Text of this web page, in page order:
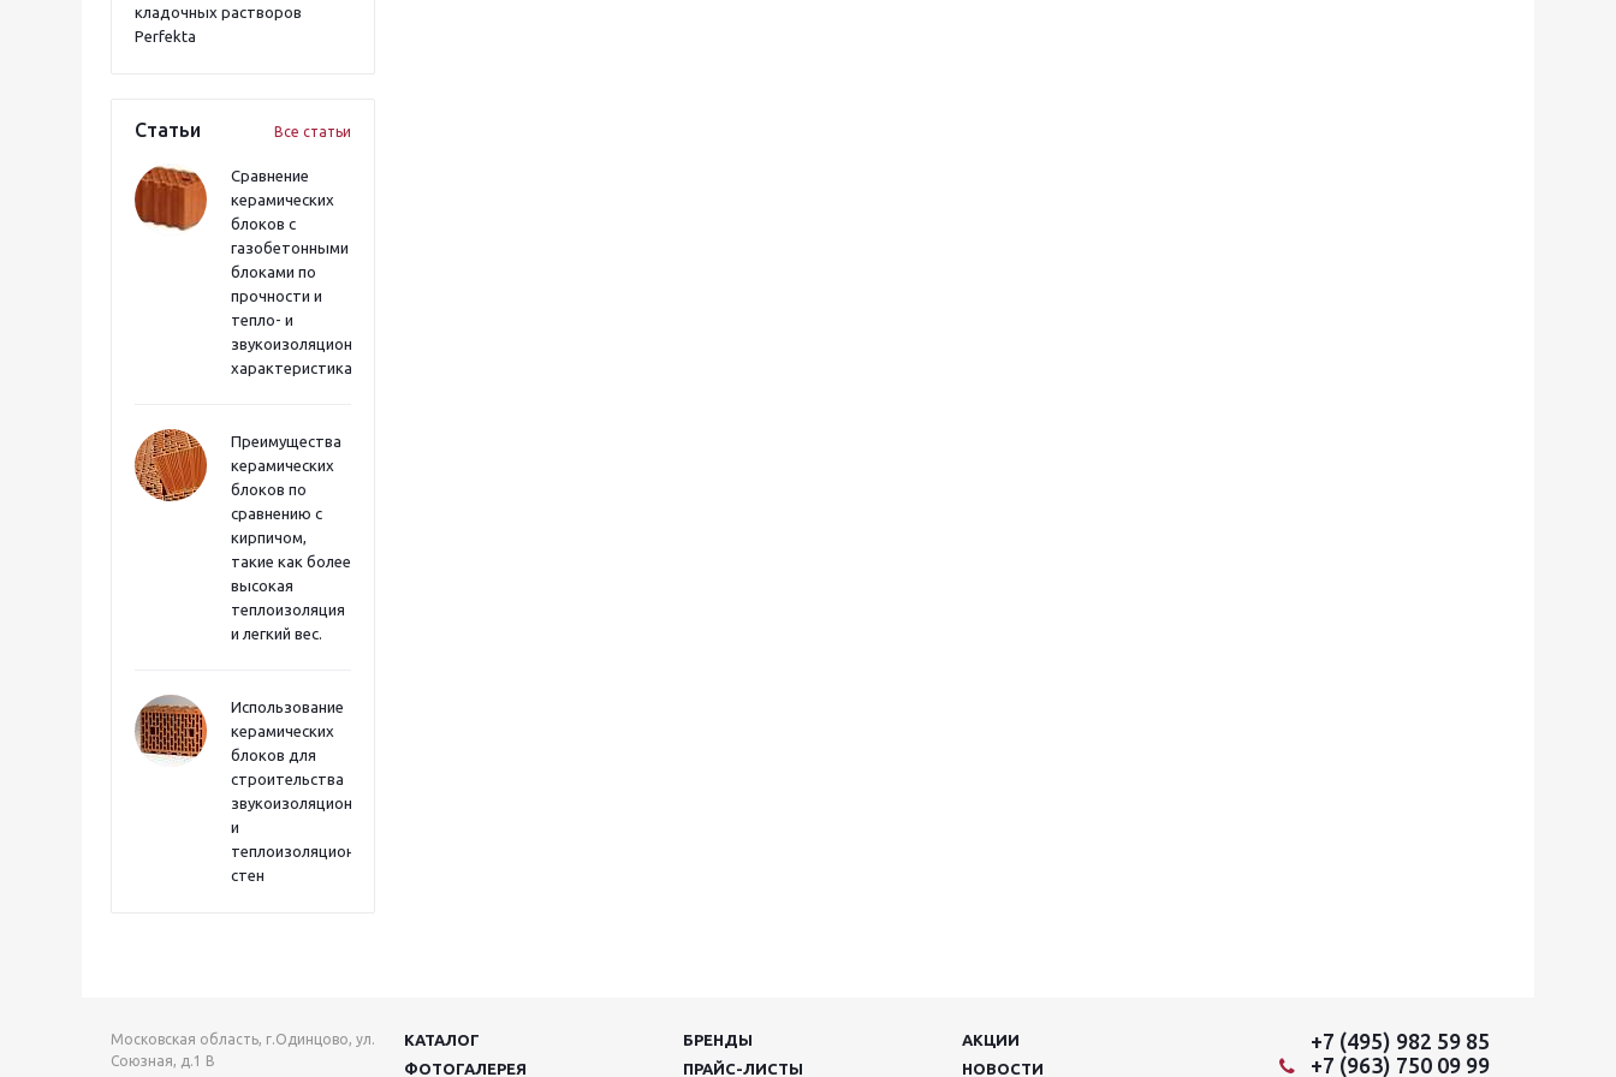
кладочных растворов
Perfekta
Статьи Все статьи
Сравнение
керамических
блоков с
газобетонными
блоками по
прочности и
тепло- и
звукоизоляционным
характеристикам
Преимущества
керамических
блоков по
сравнению с
кирпичом,
такие как более
высокая
теплоизоляция
и легкий вес.
Использование
керамических
блоков для
строительства
звукоизоляционных
и
теплоизоляционных
стен
Московская область, г.Одинцово, ул.
Союзная, д.1 В
КАТАЛОГ БРЕНДЫ
АКЦИИ
ФОТОГАЛЕРЕЯ
ПРАЙС-ЛИСТЫ НОВОСТИ
+7 (495) 982 59 85
+7 (963) 750 09 99